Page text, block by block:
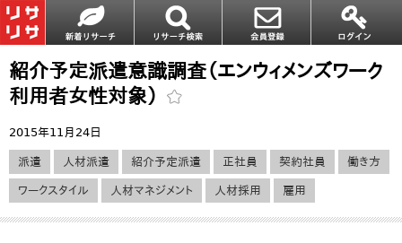
紹介予定派遣意識調査（エンウィメンズワーク
利用者女性対象）
2015年11月24日
派遣 人材派遣 紹介予定派遣 正社員 契約社員 働き方
ワークスタイル 人材マネジメント 人材採用 雇用